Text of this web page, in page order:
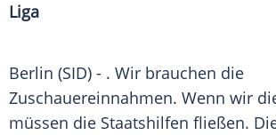
Liga
Berlin (SID) - . Wir brauchen die
Zuschauereinnahmen. Wenn wir
müssen die Staatshilfen fließen.